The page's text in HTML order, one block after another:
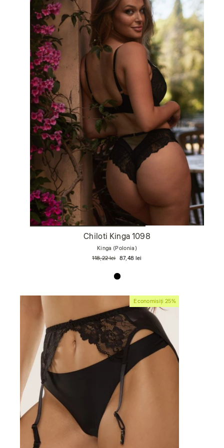
Chiloti Kinga 1098
Kinga (Polonia)
Preț
118,22 lei Preț
vânzare
87,48 lei
Economisiți 25%